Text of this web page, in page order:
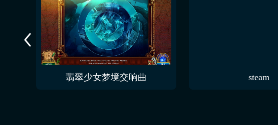
翡翠少女梦境交响曲 steam